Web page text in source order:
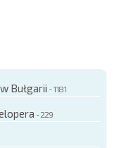
Bułgarii - 1181
- 229